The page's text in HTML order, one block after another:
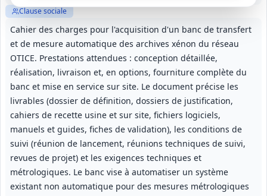
Cahier des charges pour l'acquisition d'un banc de transfert
et de mesure automatique des archives xénon du réseau
OTICE. Prestations attendues : conception détaillée,
réalisation, livraison et, en options, fourniture complète du
banc et mise en service sur site. Le document précise les
livrables (dossier de définition, dossiers de justification,
cahiers de recette usine et sur site, fichiers logiciels,
manuels et guides, fiches de validation), les conditions de
suivi (réunion de lancement, réunions techniques de suivi,
revues de projet) et les exigences techniques et
métrologiques. Le banc vise à automatiser un système
existant non automatique pour des mesures métrologiques
Clause sociale